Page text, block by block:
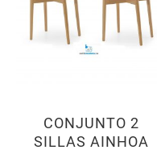
CONJUNTO 2
SILLAS AINHOA